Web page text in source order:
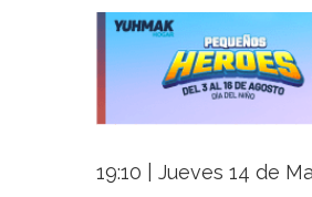
19:10 | Jueves 14 de